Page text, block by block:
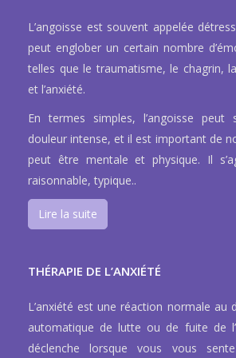
L’angoisse est souvent appelée
peut englober un certain nombre
telles que le traumatisme, le chagrin,
et l’anxiété.
En termes simples, l’angoisse
douleur intense, et il est important de
peut être mentale et physique. Il
raisonnable, typique..
Lire la suite
THÉRAPIE DE L’ANXIÉTÉ
L’anxiété est une réaction normale au
automatique de lutte ou de fuite de
déclenche lorsque vous vous